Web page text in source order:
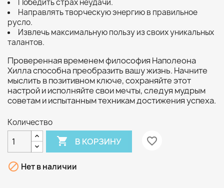
Победить страх неудачи.
Направлять творческую энергию в правильное
русло.
Извлечь максимальную пользу из своих уникальных
талантов.
Проверенная временем философия Наполеона
Хилла способна преобразить вашу жизнь. Начните
мыслить в позитивном ключе, сохраняйте этот
настрой и исполняйте свои мечты, следуя мудрым
советам и испытанным техникам достижения успеха.
Количество
 В КОРЗИНУ favorite_border
 Нет в наличии